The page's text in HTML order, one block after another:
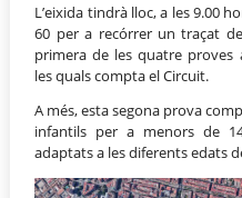
L’eixida tindrà lloc, a les 9.00
60 per a recórrer un traçat
primera de les quatre proves
les quals compta el Circuit.
A més, esta segona prova
infantils per a menors de
adaptats a les diferents edats